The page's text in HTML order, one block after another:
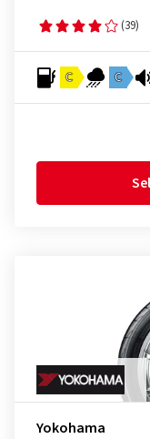
(39)
C C
Yokohama